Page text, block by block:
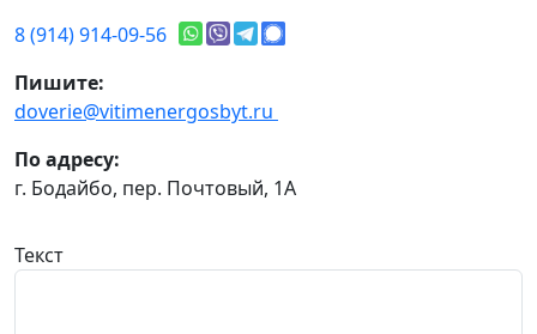
8 (914) 914-09-56
Пишите:
doverie@vitimenergosbyt.ru
По адресу:
г. Бодайбо, пер. Почтовый, 1А
Текст